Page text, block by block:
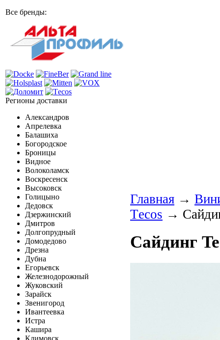
Все бренды:
Регионы доставки
Александров
Апрелевка
Балашиха
Богородское
Броницы
Видное
Волоколамск
Воскресенск
Высоковск
Голицыно
Дедовск
Дзержинский
Дмитров
Долгопрудный
Домодедово
Дрезна
Дубна
Егорьевск
Железнодорожный
Жуковский
Зарайск
Звенигород
Ивантеевка
Истра
Кашира
Климовск
Главная →
Тecos →
Сайдинг